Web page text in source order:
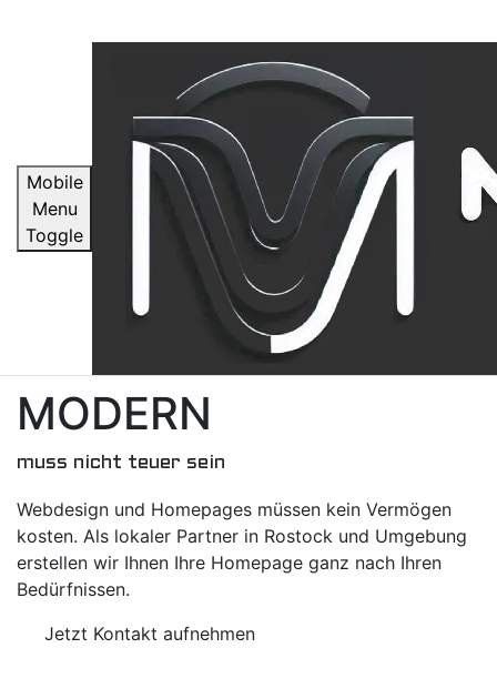
Mobile
Menu
Toggle
MODERN
muss nicht teuer sein
Webdesign und Homepages müssen kein Vermögen
kosten. Als lokaler Partner in Rostock und Umgebung
erstellen wir Ihnen Ihre Homepage ganz nach Ihren
Bedürfnissen.
Jetzt Kontakt aufnehmen